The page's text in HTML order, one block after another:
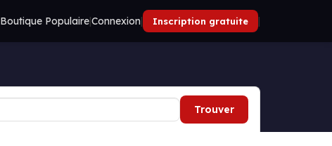
Boutique Populaire|Connexion| Inscription gratuite |
Trouver